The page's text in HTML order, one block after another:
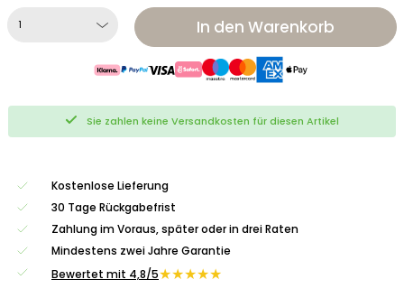
In den Warenkorb
Sie zahlen keine Versandkosten für diesen Artikel
Kostenlose Lieferung
30 Tage Rückgabefrist
Zahlung im Voraus, später oder in drei Raten
Mindestens zwei Jahre Garantie
Bewertet mit 4,8/5★★★★★